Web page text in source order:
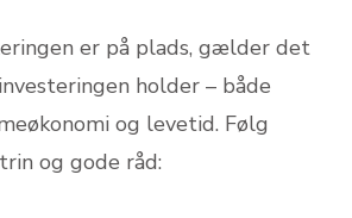
er på plads, gælder det
holder – både
og levetid. Følg
og gode råd: